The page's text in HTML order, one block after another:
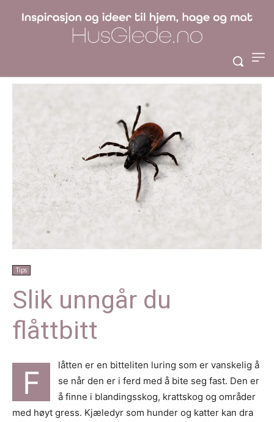
Slik unngår du
Tips
Slik unngår du
flåttbitt
F
låtten er en bitteliten luring som er vanskelig å
se når den er i ferd med å bite seg fast. Den er
å finne i blandingsskog, krattskog og områder
med høyt gress. Kjæledyr som hunder og katter kan dra